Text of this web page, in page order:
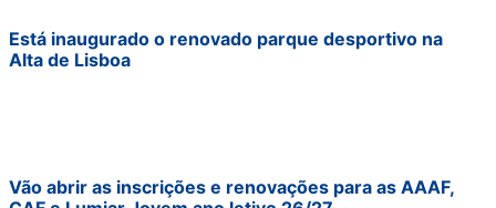
Está inaugurado o renovado parque desportivo na
Alta de Lisboa
Vão abrir as inscrições e renovações para as AAAF,